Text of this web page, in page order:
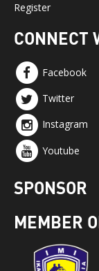
Register
CONNECT
Facebook
Twitter
Instagram
Youtube
SPONSOR
MEMBER